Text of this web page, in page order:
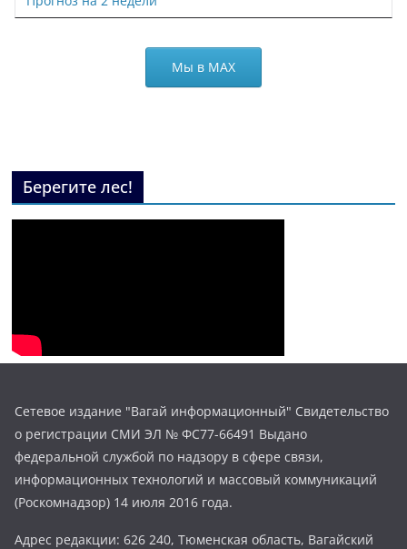
Мы в МАХ
Берегите лес!
Сетевое издание "Вагай информационный" Свидетельство
о регистрации СМИ ЭЛ № ФС77-66491 Выдано
федеральной службой по надзору в сфере связи,
информационных технологий и массовый коммуникаций
(Роскомнадзор) 14 июля 2016 года.
Адрес редакции: 626 240, Тюменская область, Вагайский